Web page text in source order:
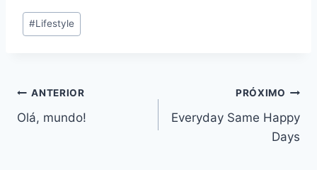
Tags
do
#Lifestyle
Navegação
de
ANTERIOR
Olá, mundo!
PRÓXIMO
Everyday Same Happy
Days